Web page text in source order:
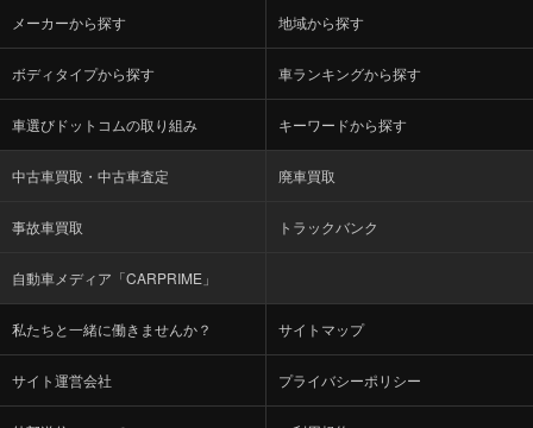
メーカーから探す 地域から探す
ボディタイプから探す 車ランキングから探す
車選びドットコムの取り組み キーワードから探す
中古車買取・中古車査定 廃車買取
事故車買取 トラックバンク
自動車メディア「CARPRIME」
私たちと一緒に働きませんか？ サイトマップ
サイト運営会社 プライバシーポリシー